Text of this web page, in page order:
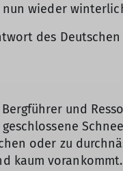
wieder
des Deutschen
und
oder zu
kaum